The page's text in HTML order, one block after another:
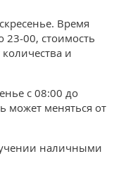
Время
23-00, стоимость
и
с 08:00 до
может меняться от
наличными